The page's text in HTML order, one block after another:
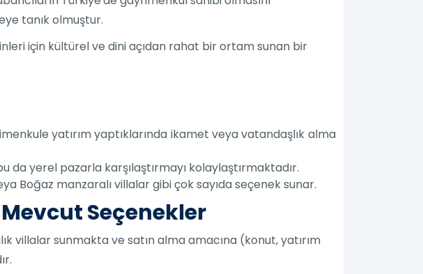
tanık olmuştur.
için kültürel ve dini açıdan rahat bir ortam sunan bir
yatırım yaptıklarında ikamet veya vatandaşlık alma
da yerel pazarla karşılaştırmayı kolaylaştırmaktadır.
Boğaz manzaralı villalar gibi çok sayıda seçenek sunar.
Seçenekler
villalar sunmakta ve satın alma amacına (konut, yatırım